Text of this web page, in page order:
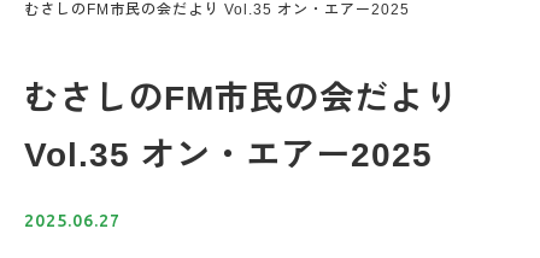
むさしのFM市民の会だより Vol.35 オン・エアー2025
むさしのFM市民の会だより
Vol.35 オン・エアー2025
2025.06.27